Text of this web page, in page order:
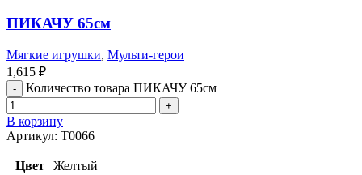
ПИКАЧУ 65см
Мягкие игрушки, Мульти-герои
1,615 ₽
Количество товара ПИКАЧУ 65см
В корзину
Артикул: T0066
Цвет Желтый